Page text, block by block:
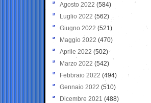
Agosto 2022 (584)
Luglio 2022 (562)
Giugno 2022 (521)
Maggio 2022 (470)
Aprile 2022 (502)
Marzo 2022 (542)
Febbraio 2022 (494)
Gennaio 2022 (510)
Dicembre 2021 (488)